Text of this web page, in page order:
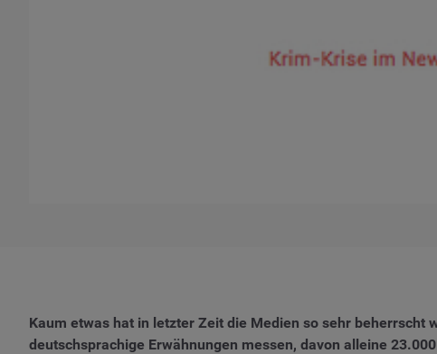
Kaum etwas hat in letzter Zeit die Medien so sehr beherrscht
deutschsprachige Erwähnungen messen, davon alleine